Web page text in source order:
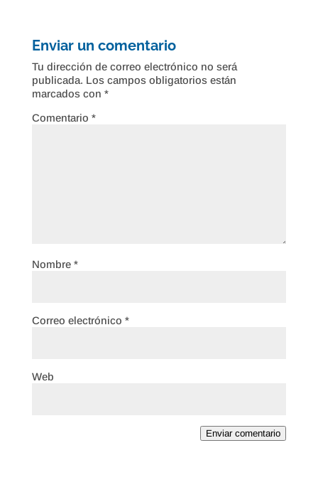
Enviar un comentario
Tu dirección de correo electrónico no será
publicada. Los campos obligatorios están
marcados con *
Comentario *
Nombre *
Correo electrónico *
Web
Enviar comentario